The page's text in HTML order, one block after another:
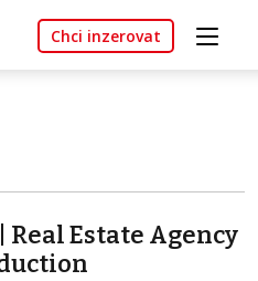
Chci inzerovat
Real Estate Agency